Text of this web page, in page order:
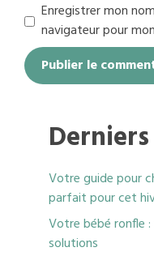
Enregistrer mon
navigateur pour
Votre guide pour
parfait pour cet
Votre bébé ronfle
solutions